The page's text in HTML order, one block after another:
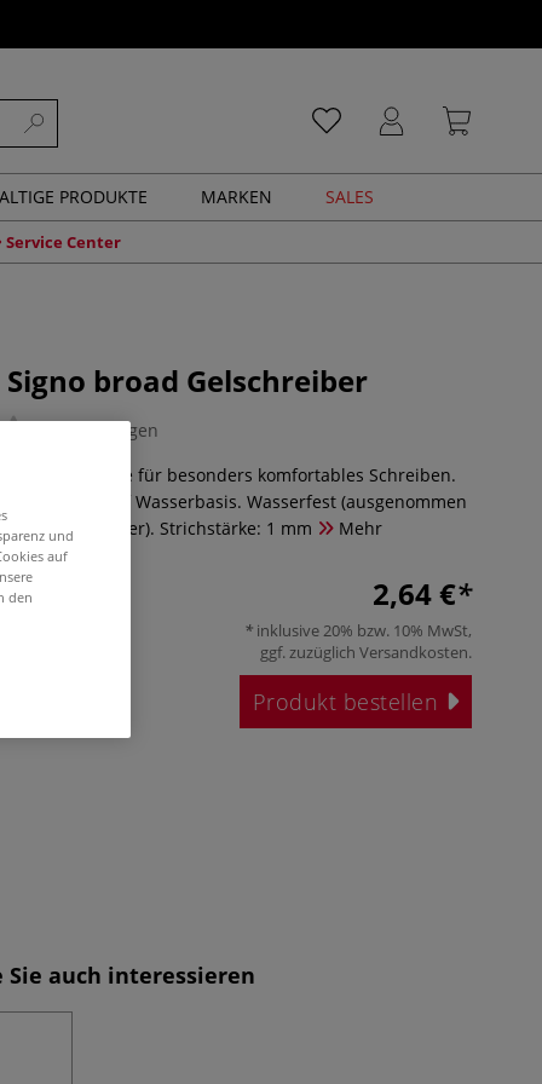
PRODUKTE MARKEN SALES
Service Center
Signo broad Gelschreiber
0 Bewertungen
Gummigriffzone für besonders komfortables Schreiben.
auf Wasserbasis. Wasserfest (ausgenommen
Gold und Silber). Strichstärke: 1 mm
Mehr
2,64 €
inklusive 20% bzw. 10% MwSt,
ggf. zuzüglich Versandkosten.
Produkt bestellen
Sie auch interessieren
und
auf
den